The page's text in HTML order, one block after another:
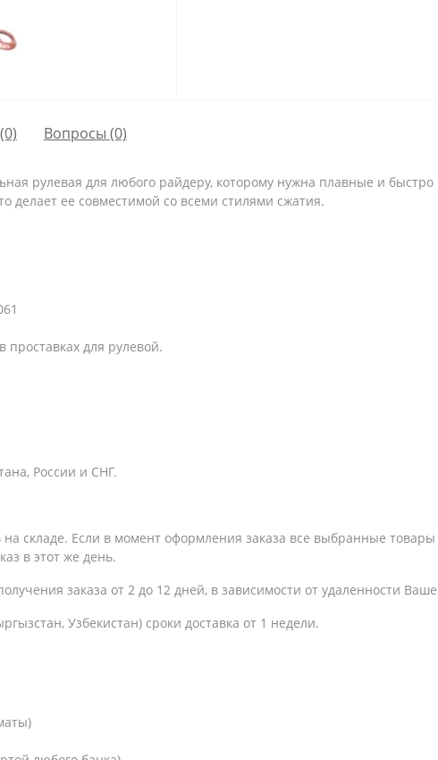
Вопросы (0)
рулевая для любого райдеру, которому нужна плавные и
ее совместимой со всеми стилями сжатия.
проставках для рулевой.
России и СНГ.
на складе. Если в момент оформления заказа все выбранные
в этот же день.
заказа от 2 до 12 дней, в зависимости от удаленности
Узбекистан) сроки доставка от 1 недели.